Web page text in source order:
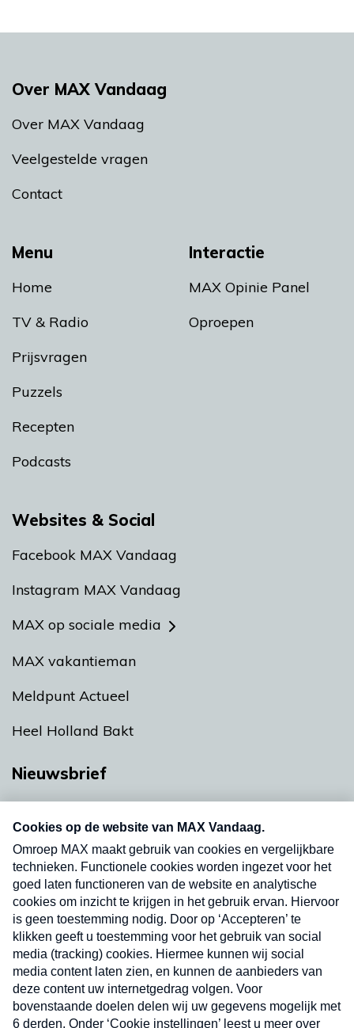
Menu
Home
TV & Radio
Prijsvragen
Puzzels
Recepten
Podcasts
Interactie
MAX Opinie Panel
Oproepen
Over MAX Vandaag
Over MAX Vandaag
Veelgestelde vragen
Contact
Websites & Social
Facebook MAX Vandaag
Instagram MAX Vandaag
MAX op sociale media
MAX vakantieman
Meldpunt Actueel
Heel Holland Bakt
Nieuwsbrief
nieuwsbrief. Elke vrijdag- en dinsdagochtend in
uw mailbox.
Verzend